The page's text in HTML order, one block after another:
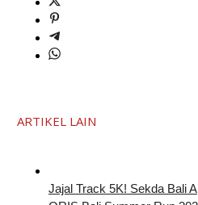
ARTIKEL LAIN
Jajal Track 5K! Sekda Bali